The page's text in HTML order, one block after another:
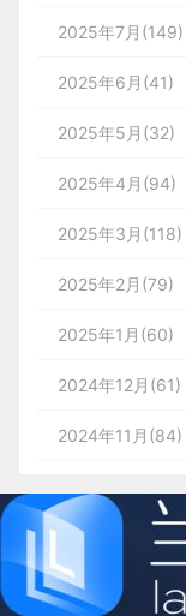
2025年7月(149)
2025年6月(41)
2025年5月(32)
2025年4月(94)
2025年3月(118)
2025年2月(79)
2025年1月(60)
2024年12月(61)
2024年11月(84)
2024年9月(144)
2024年8月(164)